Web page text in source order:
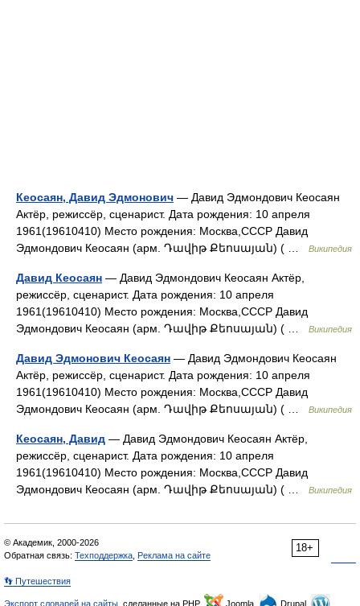
Кеосаян, Давид Эдмонович — Давид Эдмондович Кеосаян
Актёр, режиссёр, сценарист. Дата рождения: 10 апреля
1961(19610410) Место рождения: Москва,СССР Давид
Эдмондович Кеосаян (арм. Դավիթ Քեոսայան) ( …
Википедия
Давид Кеосаян — Давид Эдмондович Кеосаян Актёр,
режиссёр, сценарист. Дата рождения: 10 апреля
1961(19610410) Место рождения: Москва,СССР Давид
Эдмондович Кеосаян (арм. Դավիթ Քեոսայան) ( …
Википедия
Давид Эдмонович Кеосаян — Давид Эдмондович Кеосаян
Актёр, режиссёр, сценарист. Дата рождения: 10 апреля
1961(19610410) Место рождения: Москва,СССР Давид
Эдмондович Кеосаян (арм. Դավիթ Քեոսայան) ( …
Википедия
Кеосаян, Давид — Давид Эдмондович Кеосаян Актёр,
режиссёр, сценарист. Дата рождения: 10 апреля
1961(19610410) Место рождения: Москва,СССР Давид
Эдмондович Кеосаян (арм. Դավիթ Քեոսայան) ( …
Википедия
18+
© Академик, 2000-2026
Обратная связь: Техподдержка Реклама на сайте
👣 Путешествия
Экспорт словарей на сайты , сделанные на PHP, Joomla, Drupal,